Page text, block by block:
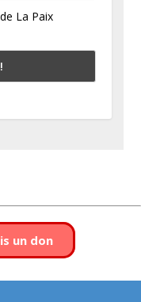
La Paix
un don